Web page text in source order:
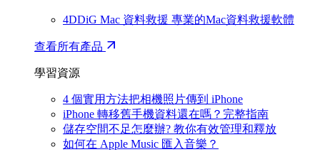
4DDiG Mac 資料救援 專業的Mac資料救援軟體
查看所有產品
學習資源
4 個實用方法把相機照片傳到 iPhone
iPhone 轉移舊手機資料還在嗎？完整指南
儲存空間不足怎麼辦? 教你有效管理和釋放
如何在 Apple Music 匯入音樂？